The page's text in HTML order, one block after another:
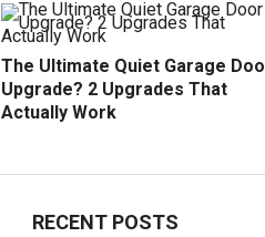
The Ultimate Quiet Garage
Upgrade? 2 Upgrades That
Actually Work
RECENT POSTS